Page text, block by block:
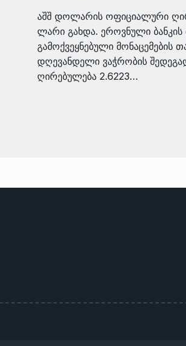
აშშ დოლარის ოფიციალური
ლარი გახდა. ეროვნული ბანკის
გამოქვეყნებული მონაცემების
დღევანდელი ვაჭრობის
ღირებულება 2.6223…